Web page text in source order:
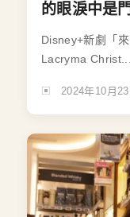
的眼淚中是
Disney+新劇「
Lacryma Christ...
2024年10月23